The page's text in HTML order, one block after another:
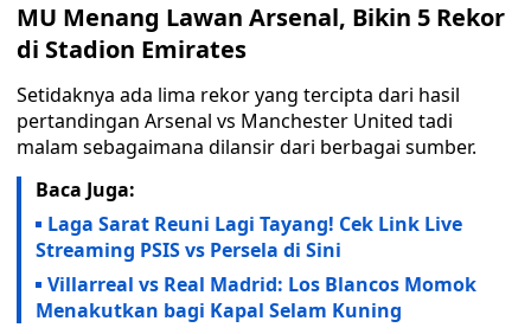
MU Menang Lawan Arsenal, Bikin 5 Rekor
di Stadion Emirates
Setidaknya ada lima rekor yang tercipta dari hasil
pertandingan Arsenal vs Manchester United tadi
malam sebagaimana dilansir dari berbagai sumber.
Baca Juga:
Laga Sarat Reuni Lagi Tayang! Cek Link Live
Streaming PSIS vs Persela di Sini
Villarreal vs Real Madrid: Los Blancos Momok
Menakutkan bagi Kapal Selam Kuning